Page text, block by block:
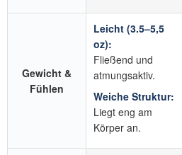
Gewicht &
Fühlen
Leicht (3.5–5,5
oz):
Fließend und
atmungsaktiv.
Weiche Struktur:
Liegt eng am
Körper an.